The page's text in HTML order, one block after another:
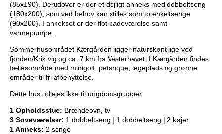
(85x190). Derudover er der et dejligt anneks med dobbeltseng
(180x200), som ved behov kan stilles som to enkeltsenge
(90x200). I annekset er der flot badeværelse samt
varmepumpe.
Sommerhusområdet Kærgården ligger naturskønt lige ved
fjorden/Krik vig og ca. 7 km fra Vesterhavet. I Kærgården findes
fællesområde med minigolf, petanque, legeplads og grønne
områder til fri afbenyttelse.
Dette hus udlejes ikke til ungdomsgrupper.
1 Opholdsstue: Brændeovn, tv
3 Soveværelser: 1 dobbeltseng | 1 dobbeltseng | 2 køjer
1 Anneks: 2 senge